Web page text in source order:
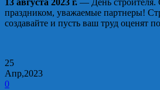
13 августа 2023 г. — День строителя.
праздником, уважаемые партнеры!
создавайте и пусть ваш труд оценят
25
Апр,2023
0